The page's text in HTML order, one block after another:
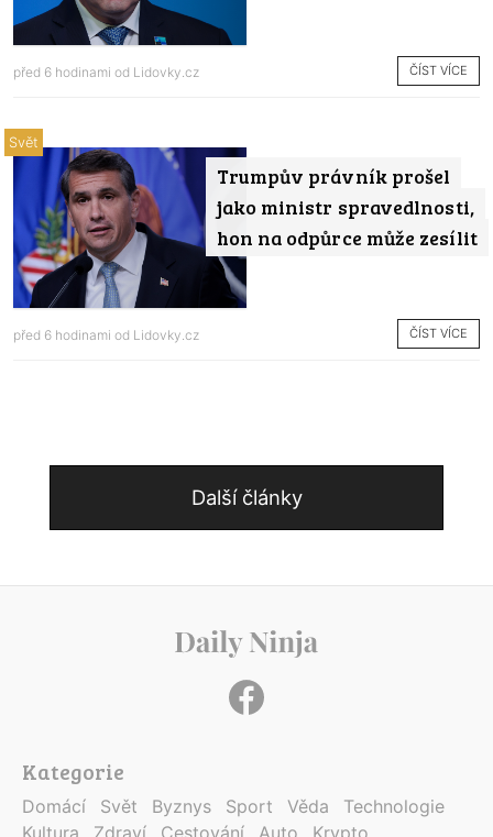
před 6 hodinami od Lidovky.cz ČÍST VÍCE
Trumpův právník prošel
jako ministr spravedlnosti,
hon na odpůrce může zesílit
Svět
před 6 hodinami od Lidovky.cz ČÍST VÍCE
Další články
Kategorie
Domácí Svět Byznys Sport Věda
Technologie